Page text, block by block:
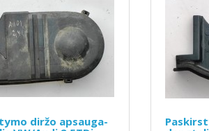
diržo apsauga-